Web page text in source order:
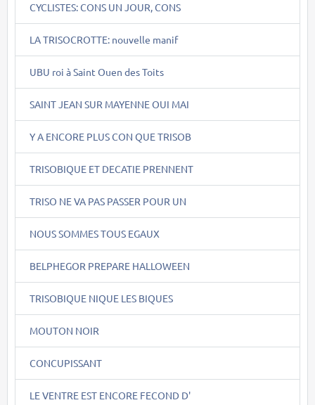
CYCLISTES: CONS UN JOUR, CONS
LA TRISOCROTTE: nouvelle manif
UBU roi à Saint Ouen des Toits
SAINT JEAN SUR MAYENNE OUI MAI
Y A ENCORE PLUS CON QUE TRISOB
TRISOBIQUE ET DECATIE PRENNENT
TRISO NE VA PAS PASSER POUR UN
NOUS SOMMES TOUS EGAUX
BELPHEGOR PREPARE HALLOWEEN
TRISOBIQUE NIQUE LES BIQUES
MOUTON NOIR
CONCUPISSANT
LE VENTRE EST ENCORE FECOND D'